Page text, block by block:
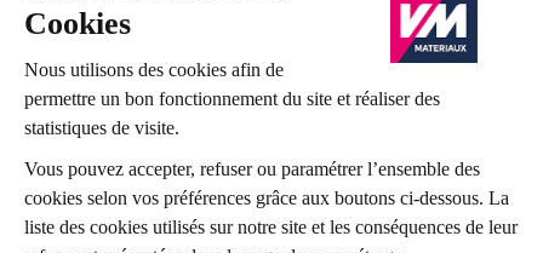
Panneaux bois et dalle de